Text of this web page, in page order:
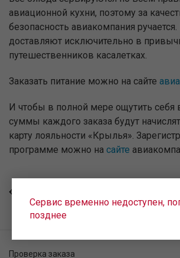
авиационной кухни, поэтому за
безопасность авиакомпания
доставляют исключительно в
путешественников касалетках.
Заказать питание можно на сайте
И чтобы в полной мере ощутить себя
суммы каждого заказа будут
карту лояльности «Крылья».
программе можно на сайте
Сервис временно недоступен,
позднее
Проверка заказа